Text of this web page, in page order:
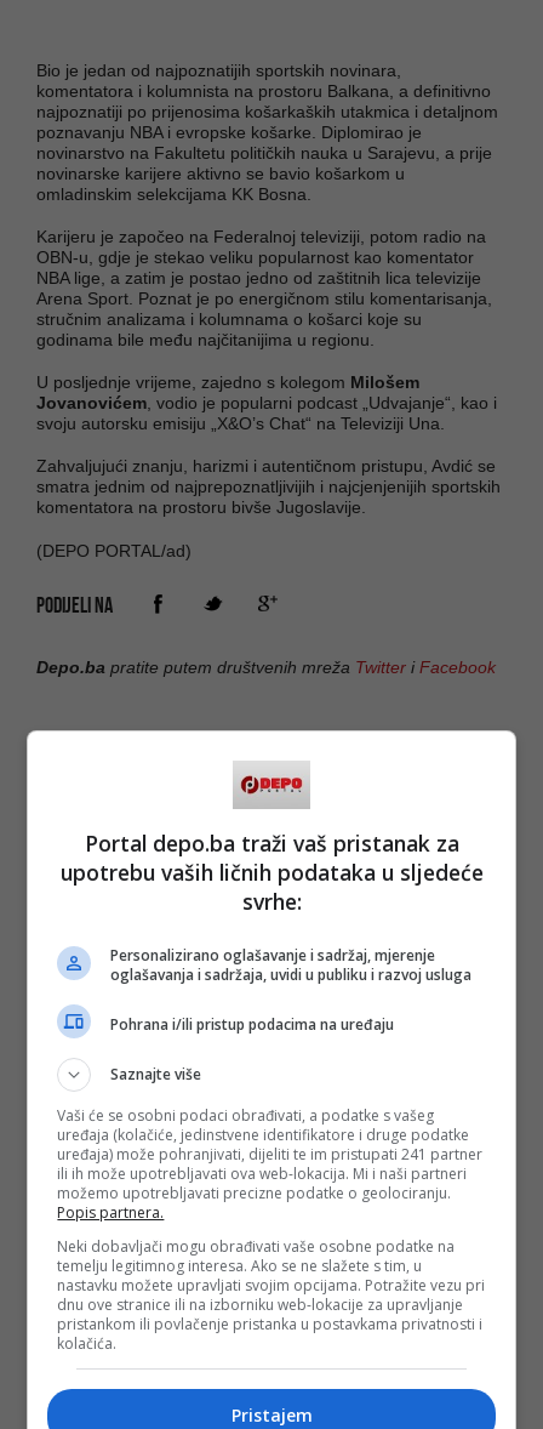
Bio je jedan od najpoznatijih sportskih novinara,
komentatora i kolumnista na prostoru Balkana, a definitivno
najpoznatiji po prijenosima košarkaških utakmica i detaljnom
poznavanju NBA i evropske košarke. Diplomirao je
novinarstvo na Fakultetu političkih nauka u Sarajevu, a prije
novinarske karijere aktivno se bavio košarkom u
omladinskim selekcijama KK Bosna.
Karijeru je započeo na Federalnoj televiziji, potom radio na
OBN-u, gdje je stekao veliku popularnost kao komentator
NBA lige, a zatim je postao jedno od zaštitnih lica televizije
Arena Sport. Poznat je po energičnom stilu komentarisanja,
stručnim analizama i kolumnama o košarci koje su
godinama bile među najčitanijima u regionu.
U posljednje vrijeme, zajedno s kolegom Milošem
Jovanovićem , vodio je popularni podcast „Udvajanje“, kao i
svoju autorsku emisiju „X&O’s Chat“ na Televiziji Una.
Zahvaljujući znanju, harizmi i autentičnom pristupu, Avdić se
smatra jednim od najprepoznatljivijih i najcjenjenijih sportskih
komentatora na prostoru bivše Jugoslavije.
(DEPO PORTAL/ad)
PODIJELI NA
Depo.ba pratite putem društvenih mreža Twitter iFacebook
Portal depo.ba traži vaš pristanak za
upotrebu vaših ličnih podataka u sljedeće
svrhe:
Personalizirano oglašavanje i sadržaj, mjerenje
oglašavanja i sadržaja, uvidi u publiku i razvoj usluga
Pohrana i/ili pristup podacima na uređaju
Saznajte više
Vaši će se osobni podaci obrađivati, a podatke s vašeg
uređaja (kolačiće, jedinstvene identifikatore i druge podatke
uređaja) može pohranjivati, dijeliti te im pristupati 241 partner
ili ih može upotrebljavati ova web-lokacija. Mi i naši partneri
možemo upotrebljavati precizne podatke o geolociranju.
Popis partnera.
Neki dobavljači mogu obrađivati vaše osobne podatke na
temelju legitimnog interesa. Ako se ne slažete s tim, u
nastavku možete upravljati svojim opcijama. Potražite vezu pri
dnu ove stranice ili na izborniku web-lokacije za upravljanje
pristankom ili povlačenje pristanka u postavkama privatnosti i
kolačića.
Pristajem